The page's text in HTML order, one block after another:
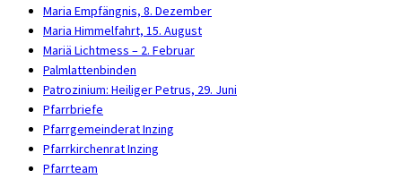
Maria Empfängnis, 8. Dezember
Maria Himmelfahrt, 15. August
Mariä Lichtmess – 2. Februar
Palmlattenbinden
Patrozinium: Heiliger Petrus, 29. Juni
Pfarrbriefe
Pfarrgemeinderat Inzing
Pfarrkirchenrat Inzing
Pfarrteam